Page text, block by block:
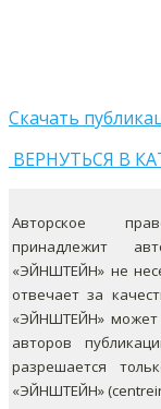
Скачать
ВЕРНУТЬСЯ В
Авторское
принадлежит
«ЭЙНШТЕЙН» не
отвечает за
«ЭЙНШТЕЙН» может
авторов
разрешается
«ЭЙНШТЕЙН»